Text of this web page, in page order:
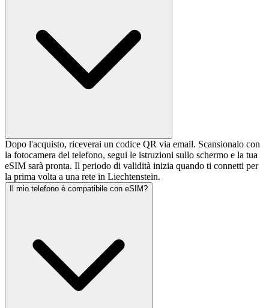
Dopo l'acquisto, riceverai un codice QR via email. Scansionalo con
la fotocamera del telefono, segui le istruzioni sullo schermo e la tua
eSIM sarà pronta. Il periodo di validità inizia quando ti connetti per
la prima volta a una rete in Liechtenstein.
Il mio telefono è compatibile con eSIM?